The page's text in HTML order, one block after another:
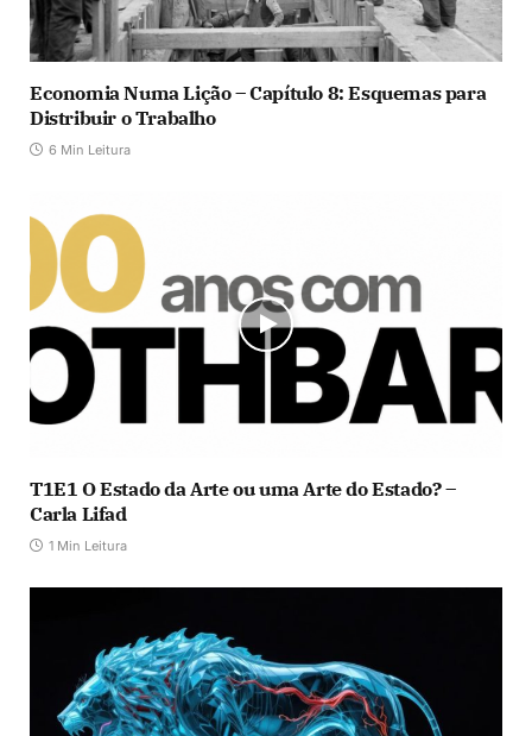
Economia Numa Lição – Capítulo 8: Esquemas para
Distribuir o Trabalho
6 Min Leitura
T1E1 O Estado da Arte ou uma Arte do Estado? –
Carla Lifad
1 Min Leitura